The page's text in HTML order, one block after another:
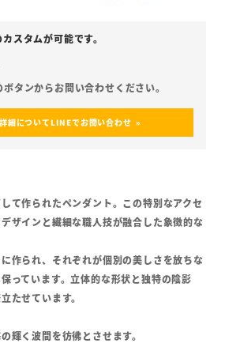
細についてLINEでお問い合わせ
て作られたペンダント。この特別なアクセ
ザインと繊細な職人技が融合した象徴的な
作られ、それぞれが個別の美しさを放ちな
っています。立体的な形状と独特の陰影
たせています。
輝く波間を彷彿とさせます。